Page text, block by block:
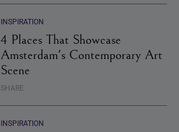
INSPIRATION
4 Places That Showcase
Amsterdam's Contemporary Art
Scene
SHARE
INSPIRATION